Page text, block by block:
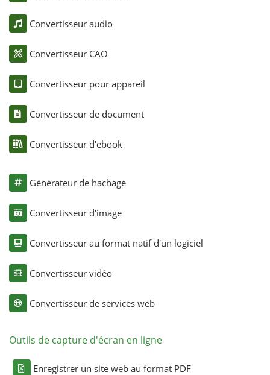
Convertisseur audio
Convertisseur CAO
Convertisseur pour appareil
Convertisseur de document
Convertisseur d'ebook
Générateur de hachage
Convertisseur d'image
Convertisseur au format natif d'un logiciel
Convertisseur vidéo
Convertisseur de services web
Outils de capture d'écran en ligne
Enregistrer un site web au format PDF